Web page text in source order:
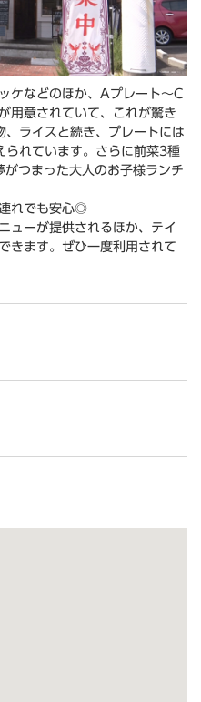
ケなどのほか、Aプレート～C
用意されていて、これが驚き
ライスと続き、プレートには
られています。さらに前菜3種
つまった大人のお子様ランチ
れでも安心◎
ューが提供されるほか、テイ
きます。ぜひ一度利用されて